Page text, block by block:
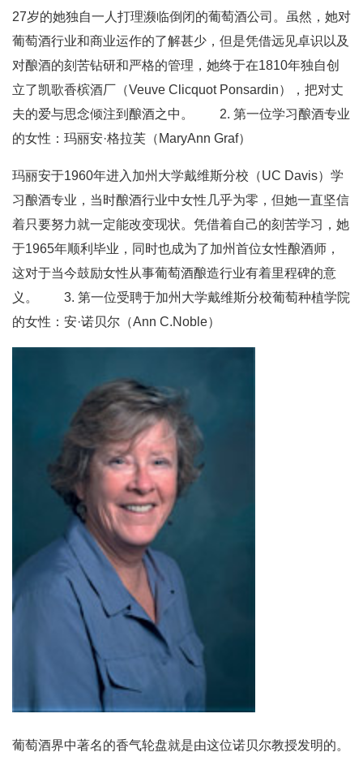
27岁的她独自一人打理濒临倒闭的葡萄酒公司。虽然，她对
葡萄酒行业和商业运作的了解甚少，但是凭借远见卓识以及
对酿酒的刻苦钻研和严格的管理，她终于在1810年独自创
立了凯歌香槟酒厂（Veuve Clicquot Ponsardin），把对丈
夫的爱与思念倾注到酿酒之中。 2. 第一位学习酿酒专业
的女性：玛丽安·格拉芙（MaryAnn Graf）
玛丽安于1960年进入加州大学戴维斯分校（UC Davis）学
习酿酒专业，当时酿酒行业中女性几乎为零，但她一直坚信
着只要努力就一定能改变现状。凭借着自己的刻苦学习，她
于1965年顺利毕业，同时也成为了加州首位女性酿酒师，
这对于当今鼓励女性从事葡萄酒酿造行业有着里程碑的意
义。 3. 第一位受聘于加州大学戴维斯分校葡萄种植学院
的女性：安·诺贝尔（Ann C.Noble）
葡萄酒界中著名的香气轮盘就是由这位诺贝尔教授发明的。